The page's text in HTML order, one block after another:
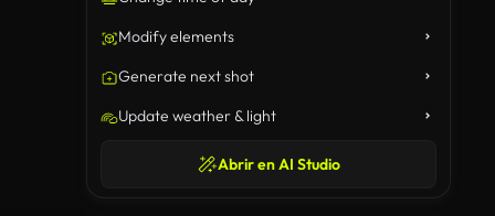
Modify elements
Generate next shot
Update weather & light
Abrir en AI Studio